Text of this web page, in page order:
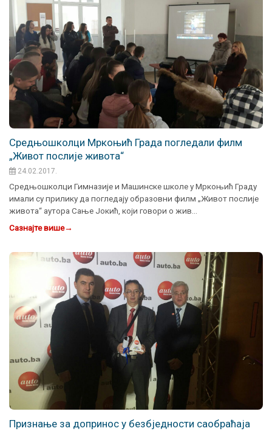
Средњошколци Мркоњић Града погледали филм
„Живот послије живота“
24.02.2017.
Средњошколци Гимназије и Машинске школе у Мркоњић Граду
имали су прилику да погледају образовни филм „Живот послије
живота“ аутора Сање Јокић, који говори о жив…
Сазнајте више→
Признање за допринос у безбједности саобраћаја